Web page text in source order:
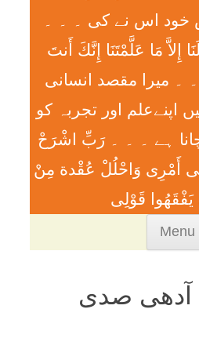
اس نے کی ۔ ۔ ۔
إِلاَّ مَا عَلَّمْتَنَا إِنَّكَ أَنتَ
۔ ۔ ميرا مقصد انسانی
اپنےعلم اور تجربہ کو
ہے ۔ ۔ ۔ رَبِّ اشْرَحْ
أَمْرِی وَاحْلُلْ عُقْدة مِنْ
قَوْلِی
Menu
content
آدھی صدی